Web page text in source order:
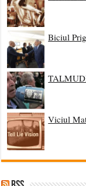
Biciul
Viciul